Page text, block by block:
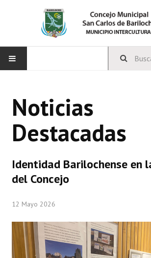
CONCEJO
Bloques Políticos
Comisiones Permanentes
Concejales Mandato Cumplido
Programas
LEGISLACIÓN
Noticias
Destacadas
Identidad Barilochense en
del Concejo
12 Mayo 2026